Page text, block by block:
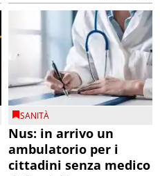
SANITÀ
Nus: in arrivo un
ambulatorio per i
cittadini senza medico